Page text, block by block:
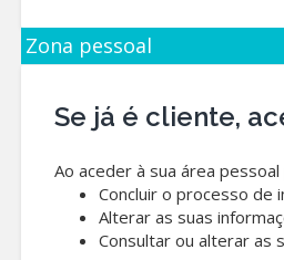
Zona pessoal
Se já é cliente,
Ao aceder à sua área
Concluir o processo de
Alterar as suas
Consultar ou alterar as